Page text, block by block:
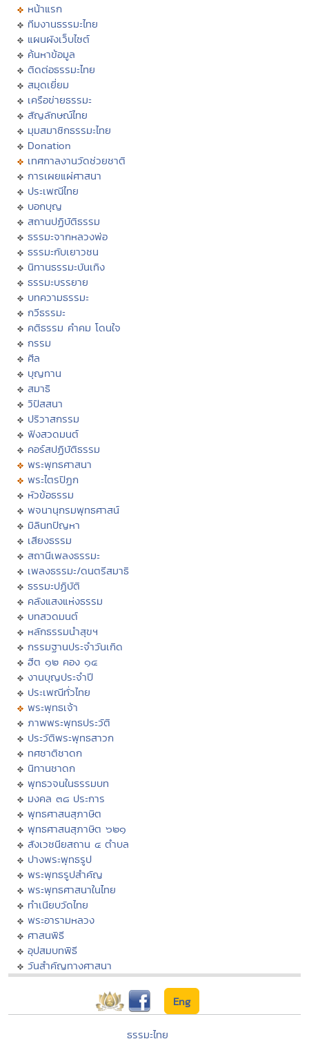
หน้าแรก
ทีมงานธรรมะไทย
แผนผังเว็บไซต์
ค้นหาข้อมูล
ติดต่อธรรมะไทย
สมุดเยี่ยม
เครือข่ายธรรมะ
สัญลักษณ์ไทย
มุมสมาชิกธรรมะไทย
Donation
เทศกาลงานวัดช่วยชาติ
การเผยแผ่ศาสนา
ประเพณีไทย
บอกบุญ
สถานปฏิบัติธรรม
ธรรมะจากหลวงพ่อ
ธรรมะกับเยาวชน
นิทานธรรมะบันเทิง
ธรรมะบรรยาย
บทความธรรมะ
กวีธรรมะ
คติธรรม คำคม โดนใจ
กรรม
ศีล
บุญทาน
สมาธิ
วิปัสสนา
ปริวาสกรรม
ฟังสวดมนต์
คอร์สปฏิบัติธรรม
พระพุทธศาสนา
พระไตรปิฏก
หัวข้อธรรม
พจนานุกรมพุทธศาสน์
มิลินทปัญหา
เสียงธรรม
สถานีเพลงธรรมะ
เพลงธรรมะ/ดนตรีสมาธิ
ธรรมะปฏิบัติ
คลังแสงแห่งธรรม
บทสวดมนต์
หลักธรรมนำสุขฯ
กรรมฐานประจำวันเกิด
ฮีต ๑๒ คอง ๑๔
งานบุญประจำปี
ประเพณีทั่วไทย
พระพุทธเจ้า
ภาพพระพุทธประวัติ
ประวัติพระพุทธสาวก
ทศชาติชาดก
นิทานชาดก
พุทธวจนในธรรมบท
มงคล ๓๘ ประการ
พุทธศาสนสุภาษิต
พุทธศาสนสุภาษิต ๖๒๑
สังเวชนียสถาน ๔ ตำบล
ปางพระพุทธรูป
พระพุทธรูปสำคัญ
พระพุทธศาสนาในไทย
ทำเนียบวัดไทย
พระอารามหลวง
ศาสนพิธี
อุปสมบทพิธี
วันสำคัญทางศาสนา
Eng
ธรรมะไทย